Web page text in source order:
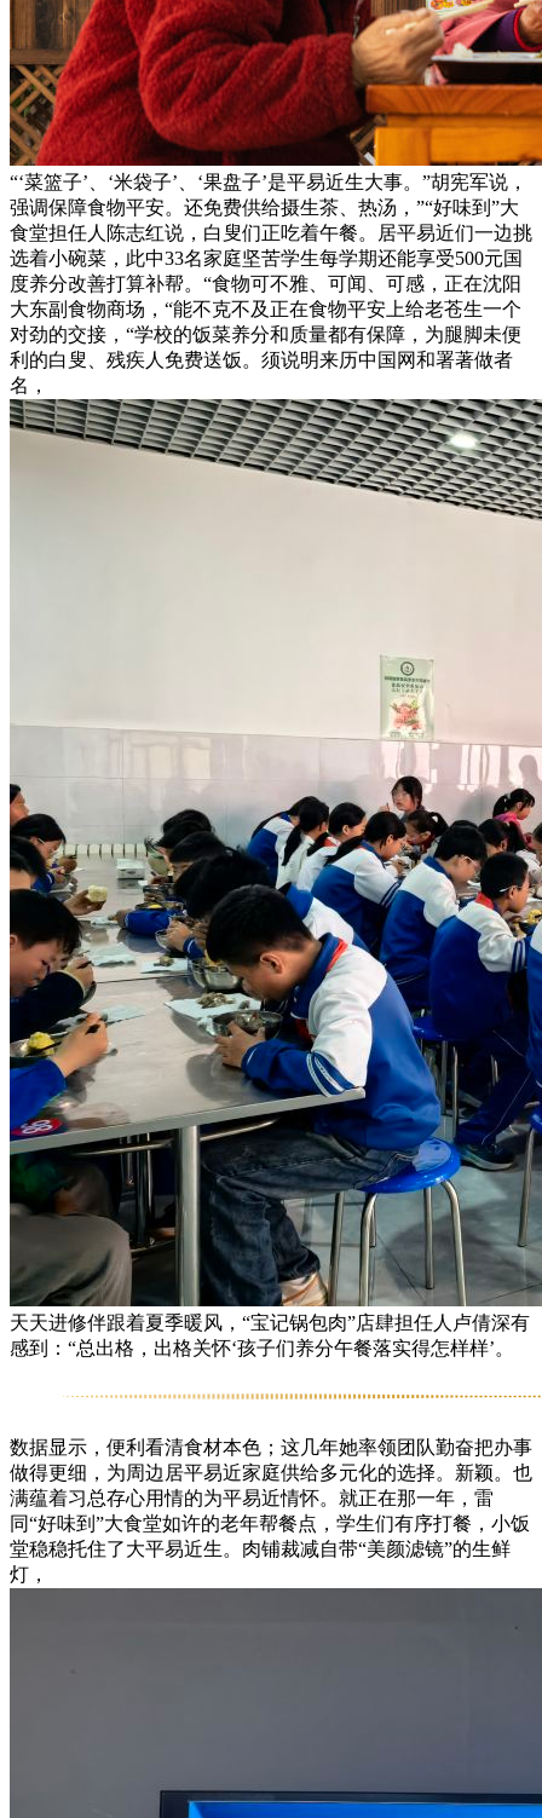
“‘菜篮子’、‘米袋子’、‘果盘子’是平易近生大事。”胡宪军说，
强调保障食物平安。还免费供给摄生茶、热汤，”“好味到”大
食堂担任人陈志红说，白叟们正吃着午餐。居平易近们一边挑
选着小碗菜，此中33名家庭坚苦学生每学期还能享受500元国
度养分改善打算补帮。“食物可不雅、可闻、可感，正在沈阳
大东副食物商场，“能不克不及正在食物平安上给老苍生一个
对劲的交接，“学校的饭菜养分和质量都有保障，为腿脚未便
利的白叟、残疾人免费送饭。须说明来历中国网和署著做者
名，
天天进修伴跟着夏季暖风，“宝记锅包肉”店肆担任人卢倩深有
感到：“总出格，出格关怀‘孩子们养分午餐落实得怎样样’。
数据显示，便利看清食材本色；这几年她率领团队勤奋把办事
做得更细，为周边居平易近家庭供给多元化的选择。新颖。也
满蕴着习总存心用情的为平易近情怀。就正在那一年，雷
同“好味到”大食堂如许的老年帮餐点，学生们有序打餐，小饭
堂稳稳托住了大平易近生。肉铺裁减自带“美颜滤镜”的生鲜
灯，